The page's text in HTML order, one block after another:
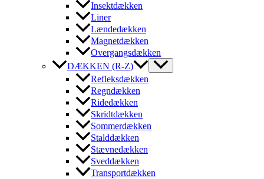
Insektdækken
Liner
Lændedækken
Magnetdækken
Overgangsdækken
DÆKKEN (R-Z)
Refleksdækken
Regndækken
Ridedækken
Skridtdækken
Sommerdækken
Stalddækken
Stævnedækken
Sveddækken
Transportdækken